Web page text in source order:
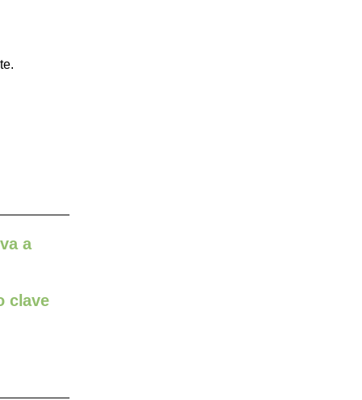
a
clave